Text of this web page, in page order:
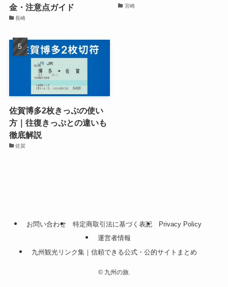
金・注意点ガイド
長崎
宮崎
佐賀博多2枚きっぷの使い
方｜往復きっぷとの違いも
徹底解説
佐賀
お問い合わせ 特定商取引法に基づく表記
Privacy Policy
運営者情報
九州観光リンク集｜信頼できる公式・公的サイトまとめ
©九州の旅.